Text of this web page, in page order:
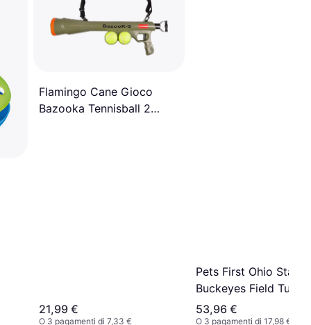
Flamingo Cane Gioco
Bazooka Tennisball 2
21,99 €
O 3 pagamenti di 7,33 €
Pets First Ohio State
Buckeyes Field Tug
53,96 €
O 3 pagamenti di 17,98 €